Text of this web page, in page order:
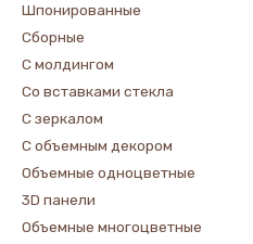
Шпонированные
Сборные
С молдингом
Со вставками стекла
С зеркалом
С объемным декором
Объемные одноцветные
3D панели
Объемные многоцветные